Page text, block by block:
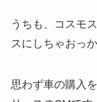
うちも、コスモ
スにしちゃおっ
思わず車の購入